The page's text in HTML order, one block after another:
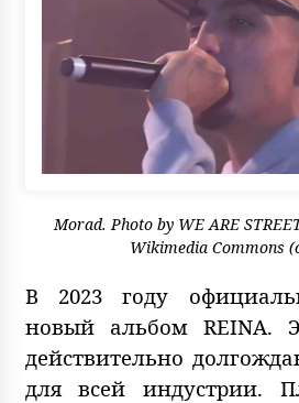
Morad. Photo by WE ARE
Wikimedia Commons
В 2023 году
новый альбом REINA.
действительно
для всей индустрии.